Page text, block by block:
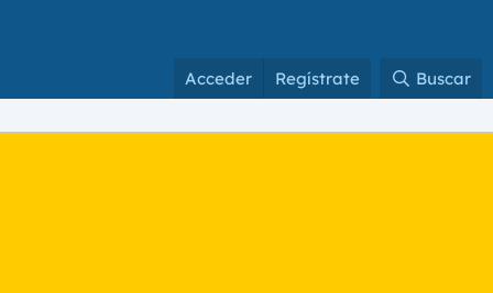
Acceder Regístrate Buscar